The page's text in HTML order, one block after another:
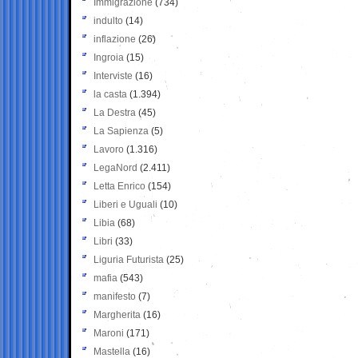
Immigrazione (734)
indulto (14)
inflazione (26)
Ingroia (15)
Interviste (16)
la casta (1.394)
La Destra (45)
La Sapienza (5)
Lavoro (1.316)
LegaNord (2.411)
Letta Enrico (154)
Liberi e Uguali (10)
Libia (68)
Libri (33)
Liguria Futurista (25)
mafia (543)
manifesto (7)
Margherita (16)
Maroni (171)
Mastella (16)